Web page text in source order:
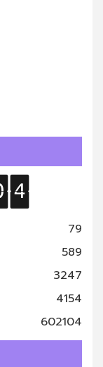
79
589
3247
4154
602104